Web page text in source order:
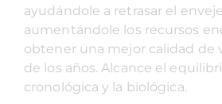
ayudándole a retrasar el
aumentándole los recursos
obtener una mejor calidad de
de los años. Alcance el
cronológica y la biológica.